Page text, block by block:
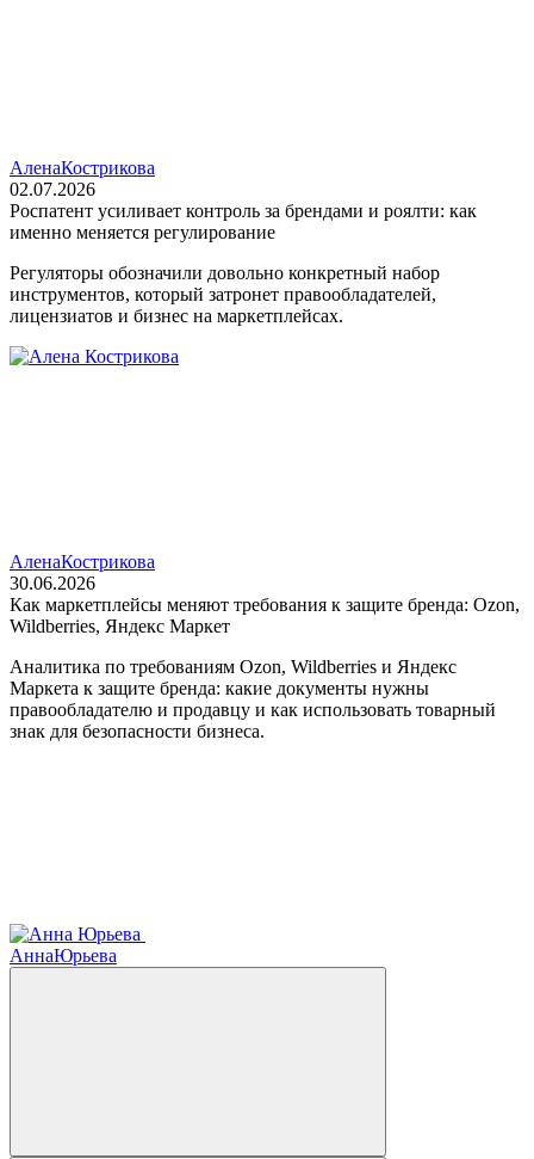
АленаКострикова
02.07.2026
Роспатент усиливает контроль за брендами и роялти: как
именно меняется регулирование
Регуляторы обозначили довольно конкретный набор
инструментов, который затронет правообладателей,
лицензиатов и бизнес на маркетплейсах.
АленаКострикова
30.06.2026
Как маркетплейсы меняют требования к защите бренда: Ozon,
Wildberries, Яндекс Маркет
Аналитика по требованиям Ozon, Wildberries и Яндекс
Маркета к защите бренда: какие документы нужны
правообладателю и продавцу и как использовать товарный
знак для безопасности бизнеса.
АннаЮрьева